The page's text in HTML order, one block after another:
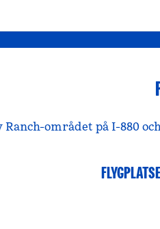
området på I-880